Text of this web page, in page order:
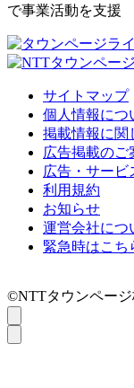
で事業活動を支援
サイトマップ
個人情報につ
掲載情報に関
広告掲載のご
広告・サービ
利用規約
お知らせ
運営会社につ
緊急時はこち
©NTTタウンページ